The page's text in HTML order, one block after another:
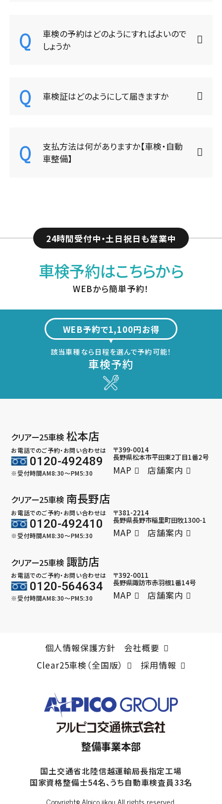
お知らせ・キャンペーン
ピットニュース
個人情報保護方針
会社概要
Clear25車検
車検の予約はどのようにすればよいので
しょうか
車検証はどのようにして届きますか
支払方法は何がありますか【車検・自動
車整備】
24時間受付中・土日祝日も営業中
車検予約はこちらから
WEBから簡単予約！
WEB予約で1,100円お得
該当車種なら日程を選んで予約可能！
車検予約
クリアー25車検 松本店
お電話でのご予約・お問い合わせは
0120-492489
※受付時間AM8:30～PM5:30
〒399-0014
長野県松本市平田東2丁目1番2号
MAP 店舗案内
クリアー25車検 南長野店
お電話でのご予約・お問い合わせは
0120-492410
※受付時間AM8:30～PM5:30
〒381-2214
長野県長野市稲里町田牧1300-1
MAP 店舗案内
クリアー25車検 諏訪店
お電話でのご予約・お問い合わせは
0120-564634
※受付時間AM8:30～PM5:30
〒392-0011
長野県諏訪市赤羽根1番14号
MAP 店舗案内
個人情報保護方針
会社概要
Clear25車検（全国版）
採用情報
整備事業本部
国土交通省北陸信越運輸局長指定工場
国家資格整備士54名、うち自動車検査員33名
Copyright© Alpico jikou All rights reserved.